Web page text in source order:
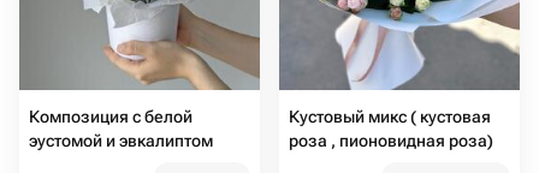
Композиция с белой
эустомой и эвкалиптом
Кустовый микс ( кустовая
роза , пионовидная роза)